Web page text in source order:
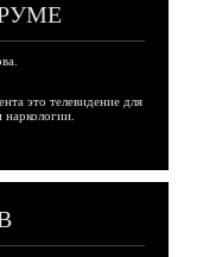
это телевидение для